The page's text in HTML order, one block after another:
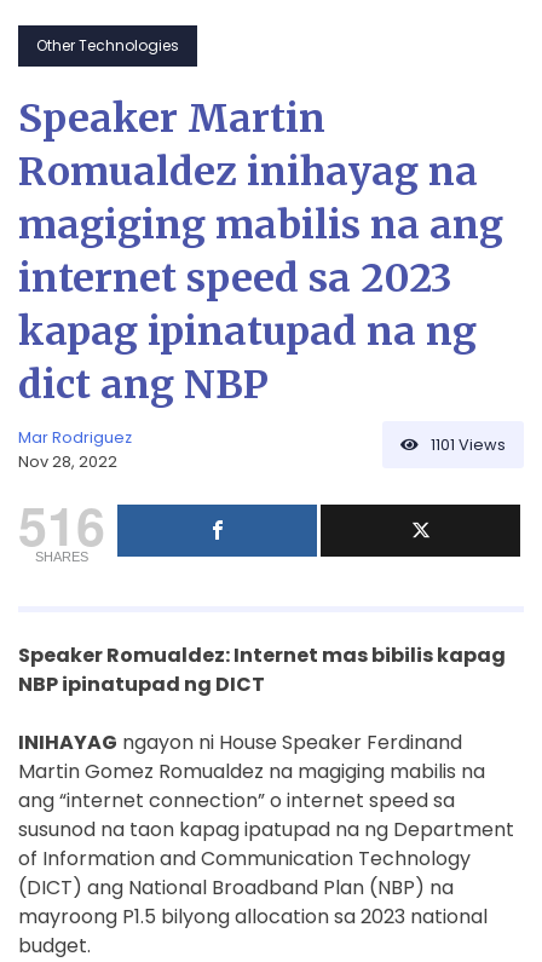
Other Technologies
Speaker Martin
Romualdez inihayag na
magiging mabilis na ang
internet speed sa 2023
kapag ipinatupad na ng
dict ang NBP
Mar Rodriguez
Nov 28, 2022
1101 Views
516
SHARES
Speaker Romualdez: Internet mas bibilis kapag
NBP ipinatupad ng DICT
INIHAYAG ngayon ni House Speaker Ferdinand
Martin Gomez Romualdez na magiging mabilis na
ang “internet connection” o internet speed sa
susunod na taon kapag ipatupad na ng Department
of Information and Communication Technology
(DICT) ang National Broadband Plan (NBP) na
mayroong P1.5 bilyong allocation sa 2023 national
budget.